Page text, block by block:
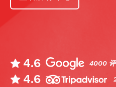
4.6 4000
4.6